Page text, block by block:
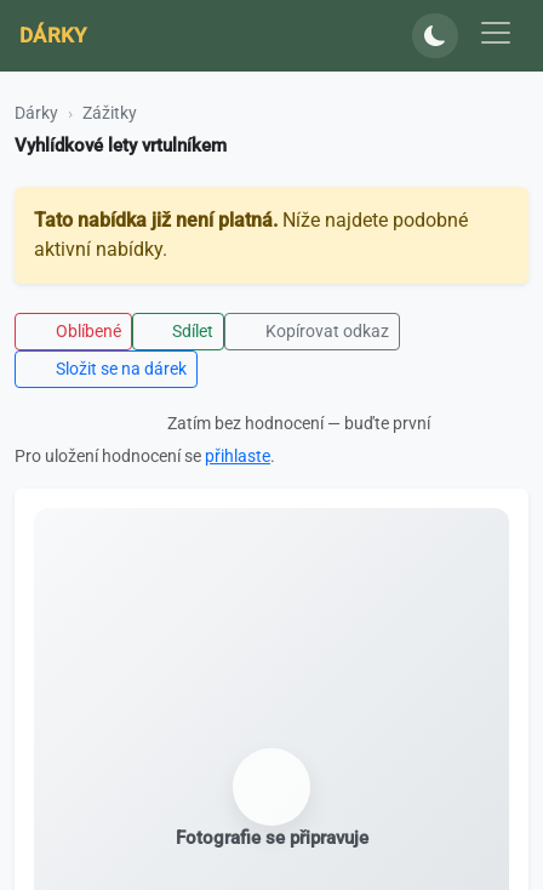
DÁRKY
Dárky Zážitky
Vyhlídkové lety vrtulníkem
Tato nabídka již není platná. Níže najdete podobné
aktivní nabídky.
Oblíbené Sdílet
Kopírovat odkaz
Složit se na dárek
Zatím bez hodnocení — buďte první
Pro uložení hodnocení se přihlaste.
Fotografie se připravuje